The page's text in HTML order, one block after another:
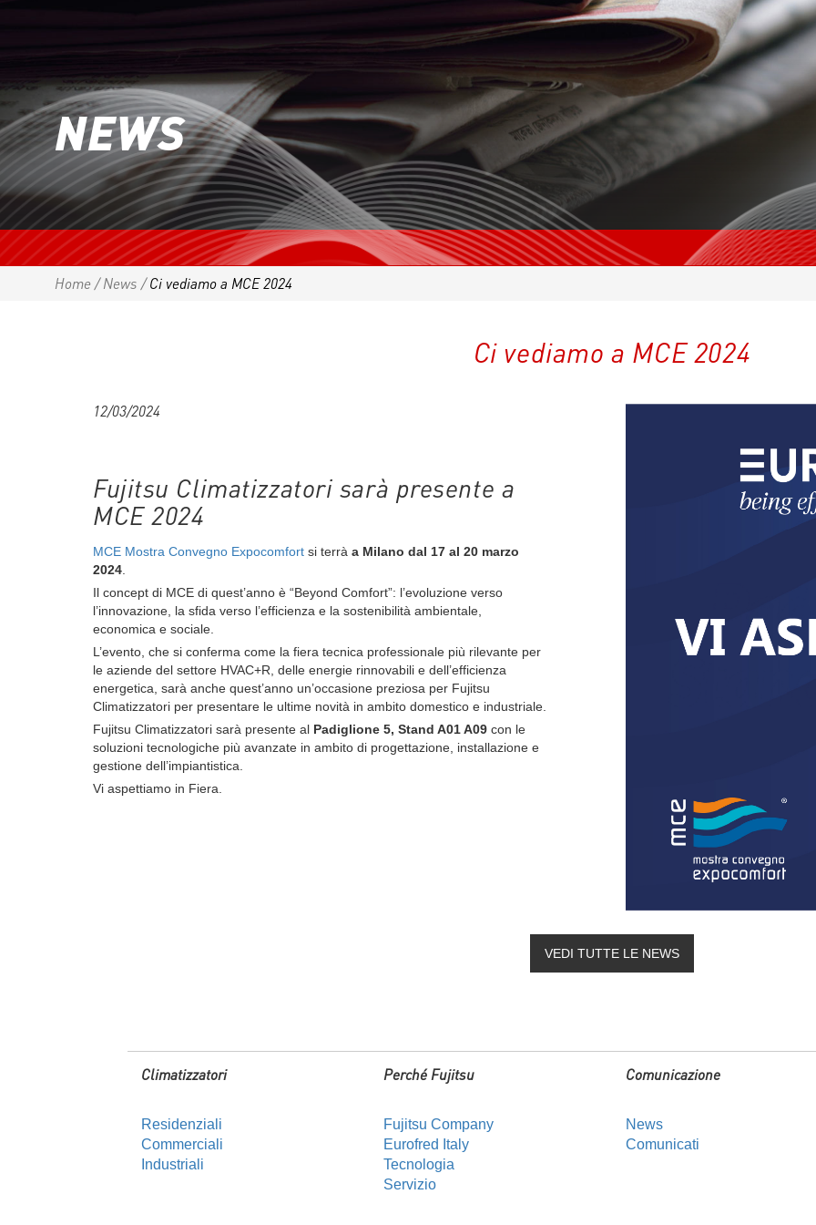
NEWS
Home /News /Ci vediamo a MCE 2024
Ci vediamo a MCE 2024
12/03/2024
Fujitsu Climatizzatori sarà presente a
MCE 2024
MCE Mostra Convegno Expocomfort si terrà a Milano dal 17 al 20 marzo
2024
Il concept di MCE di quest’anno è “Beyond Comfort”: l’evoluzione verso
l’innovazione, la sfida verso l’efficienza e la sostenibilità ambientale,
economica e sociale.
L’evento, che si conferma come la fiera tecnica professionale più rilevante per
le aziende del settore HVAC+R, delle energie rinnovabili e dell’efficienza
energetica, sarà anche quest’anno un’occasione preziosa per Fujitsu
Climatizzatori per presentare le ultime novità in ambito domestico e industriale.
Fujitsu Climatizzatori sarà presente al Padiglione 5, Stand A01 A09 con le
soluzioni tecnologiche più avanzate in ambito di progettazione, installazione e
gestione dell’impiantistica.
Vi aspettiamo in Fiera.
VEDI TUTTE LE NEWS
Climatizzatori
Residenziali
Commerciali
Industriali
Perché Fujitsu
Fujitsu Company
Eurofred Italy
Tecnologia
Servizio
Comunicazione
News
Comunicati